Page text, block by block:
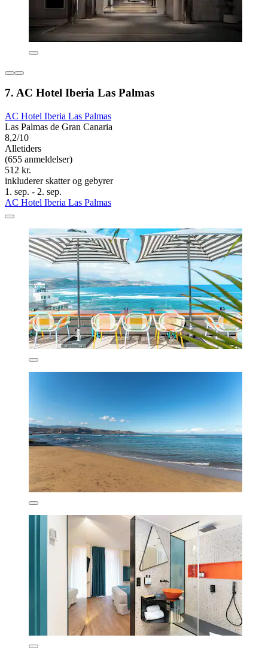
7. AC Hotel Iberia Las Palmas
AC Hotel Iberia Las Palmas
Las Palmas de Gran Canaria
8,2/10
Alletiders
(655 anmeldelser)
512 kr.
inkluderer skatter og gebyrer
1. sep. - 2. sep.
AC Hotel Iberia Las Palmas